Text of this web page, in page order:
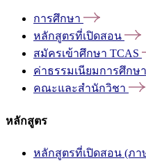
การศึกษา
หลักสูตรที่เปิดสอน
สมัครเข้าศึกษา TCAS
ค่าธรรมเนียมการศึกษา
คณะและสำนักวิชา
หลักสูตร
หลักสูตรที่เปิดสอน (ภา